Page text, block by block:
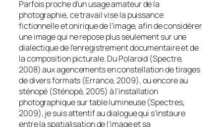
Parfois proche d’un usage amateur de la
photographie, ce travail vise la puissance
fictionnelle et onirique de l’image, afin de considérer
une image qui ne repose plus seulement sur une
dialectique de l’enregistrement documentaire et de
la composition picturale. Du Polaroid (Spectre,
2008) aux agencements en constellation de tirages
de divers formats (Errance, 2009), ou encore au
sténopé (Sténopé, 2005) à l’installation
photographique sur table lumineuse (Spectres,
2009), je suis attentif au dialogue qui s’instaure
entre la spatialisation de l’image et sa